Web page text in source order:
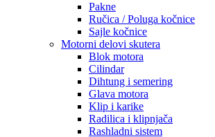
Pakne
Ručica / Poluga kočnice
Sajle kočnice
Motorni delovi skutera
Blok motora
Cilindar
Dihtung i semering
Glava motora
Klip i karike
Radilica i klipnjača
Rashladni sistem